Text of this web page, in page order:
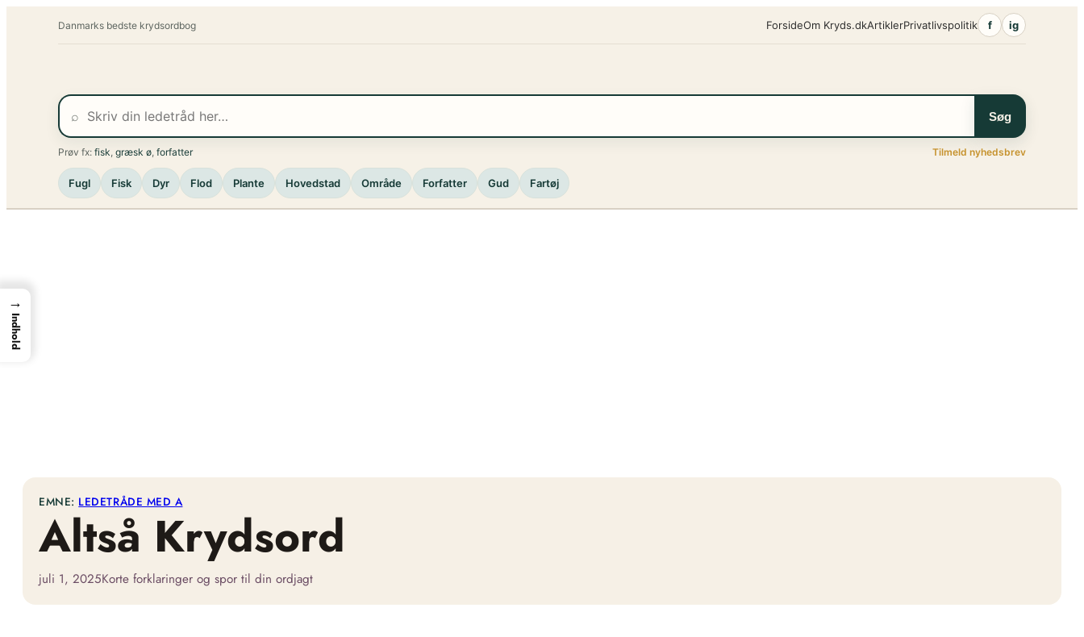
Danmarks bedste krydsordbog ForsideOm Kryds.dkArtiklerPrivatlivspolitik f ig
⌕ Søg
Prøv fx: fisk græsk ø forfatter Tilmeld nyhedsbrev
Fugl Fisk Dyr Flod Plante Hovedstad Område Forfatter Gud Fartøj
EMNE: LEDETRÅDE MED A
Altså Krydsord
juli 1, 2025Korte forklaringer og spor til din ordjagt
→
Indhold